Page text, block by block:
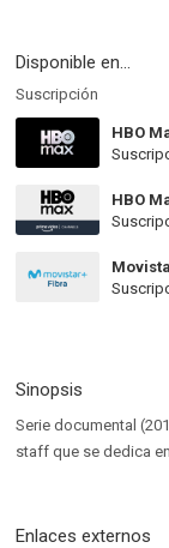
Disponible en...
Suscripción
HBO
HBO
Sinopsis
Serie documental
staff que se dedica
Enlaces externos